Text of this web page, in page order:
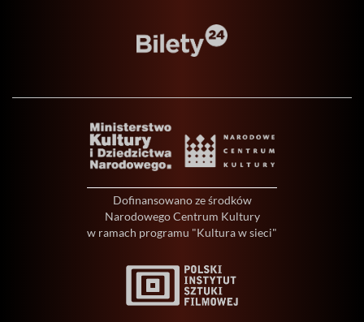
Dofinansowano ze środków
Narodowego Centrum Kultury
w ramach programu "Kultura w sieci"